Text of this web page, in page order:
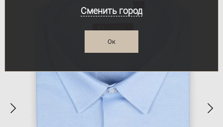
Сменить город
Ок